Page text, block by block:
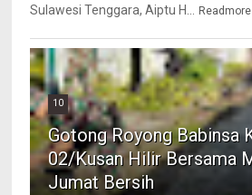
Sulawesi Tenggara, Aiptu H...
Readmore
10
Gotong Royong Babinsa
02/Kusan Hilir Bersama
Jumat Bersih